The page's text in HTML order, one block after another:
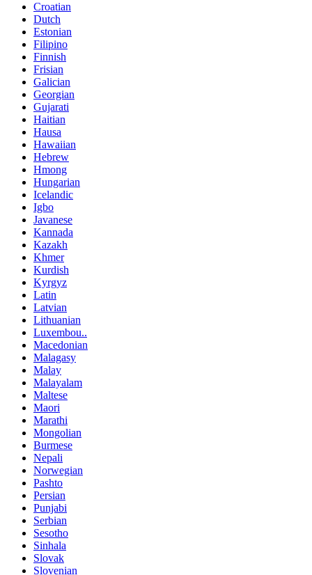
Croatian
Dutch
Estonian
Filipino
Finnish
Frisian
Galician
Georgian
Gujarati
Haitian
Hausa
Hawaiian
Hebrew
Hmong
Hungarian
Icelandic
Igbo
Javanese
Kannada
Kazakh
Khmer
Kurdish
Kyrgyz
Latin
Latvian
Lithuanian
Luxembou..
Macedonian
Malagasy
Malay
Malayalam
Maltese
Maori
Marathi
Mongolian
Burmese
Nepali
Norwegian
Pashto
Persian
Punjabi
Serbian
Sesotho
Sinhala
Slovak
Slovenian